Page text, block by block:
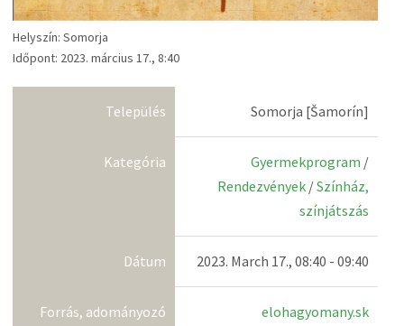
Helyszín: Somorja
Időpont: 2023. március 17., 8:40
Település Somorja [Šamorín]
Kategória Gyermekprogram /
Rendezvények /Színház,
színjátszás
Dátum 2023. March 17., 08:40 - 09:40
Forrás, adományozó elohagyomany.sk